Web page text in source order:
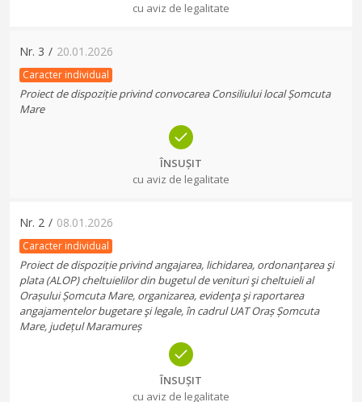
cu aviz de legalitate
Nr. 3 / 20.01.2026
Caracter individual
Proiect de dispoziție privind convocarea Consiliului local Șomcuta
Mare
ÎNSUȘIT
cu aviz de legalitate
Nr. 2 / 08.01.2026
Caracter individual
Proiect de dispoziție privind angajarea, lichidarea, ordonanţarea şi
plata (ALOP) cheltuielilor din bugetul de venituri şi cheltuieli al
Orașului Șomcuta Mare, organizarea, evidenţa şi raportarea
angajamentelor bugetare şi legale, în cadrul UAT Oraș Șomcuta
Mare, județul Maramureș
ÎNSUȘIT
cu aviz de legalitate